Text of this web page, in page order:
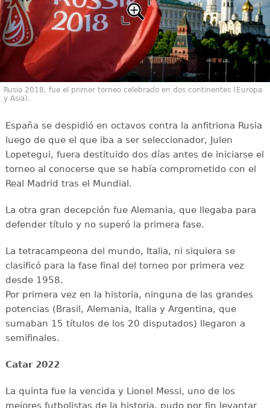
Rusia 2018, fue el primer torneo celebrado en dos continentes (Europa
y Asia).
España se despidió en octavos contra la anfitriona Rusia
luego de que el que iba a ser seleccionador, Julen
Lopetegui, fuera destituido dos días antes de iniciarse el
torneo al conocerse que se había comprometido con el
Real Madrid tras el Mundial.
La otra gran decepción fue Alemania, que llegaba para
defender título y no superó la primera fase.
La tetracampeona del mundo, Italia, ni siquiera se
clasificó para la fase final del torneo por primera vez
desde 1958.
Por primera vez en la historia, ninguna de las grandes
potencias (Brasil, Alemania, Italia y Argentina, que
sumaban 15 títulos de los 20 disputados) llegaron a
semifinales.
Catar 2022
La quinta fue la vencida y Lionel Messi, uno de los
mejores futbolistas de la historia, pudo por fin levantar